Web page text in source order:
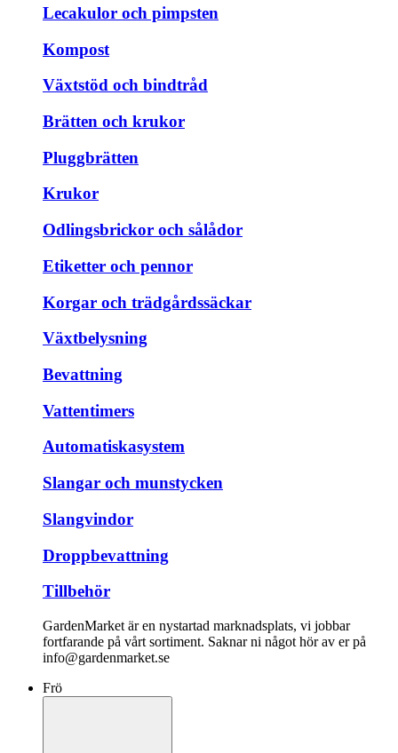
Lecakulor och pimpsten
Kompost
Växtstöd och bindtråd
Brätten och krukor
Pluggbrätten
Krukor
Odlingsbrickor och sålådor
Etiketter och pennor
Korgar och trädgårdssäckar
Växtbelysning
Bevattning
Vattentimers
Automatiskasystem
Slangar och munstycken
Slangvindor
Droppbevattning
Tillbehör
GardenMarket är en nystartad marknadsplats, vi jobbar
fortfarande på vårt sortiment. Saknar ni något hör av er på
info@gardenmarket.se
Frö